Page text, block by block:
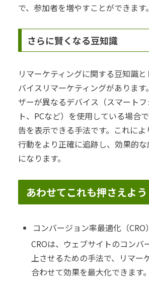
で、参加者を増やすことができます。
さらに賢くなる豆知識
リマーケティングに関する豆知識
バイスリマーケティングがあります
ザーが異なるデバイス（スマート
ト、PCなど）を使用している場合
告を表示できる手法です。これに
行動をより正確に追跡し、効果的
になります。
あわせてこれも押さえよう
コンバージョン率最適化（CRO）
CROは、ウェブサイトのコンバ
上させるための手法で、リマー
合わせて効果を最大化できます。